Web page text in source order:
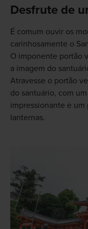
Desfrute de
É comum ouvir os
carinhosamente o
O imponente portão
a imagem do
Atravesse o portão
do santuário, com
impressionante e
lanternas.